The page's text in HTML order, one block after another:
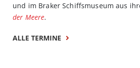
und im Braker Schiffsmuseum aus
der Meere.
ALLE TERMINE